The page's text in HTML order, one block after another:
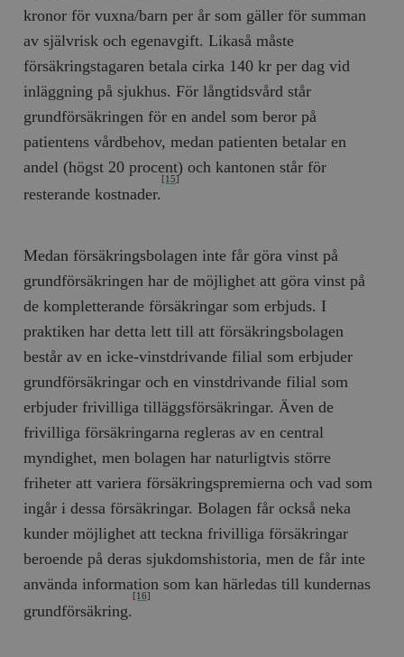
kronor för vuxna/barn per år som gäller för summan
av självrisk och egenavgift. Likaså måste
försäkringstagaren betala cirka 140 kr per dag vid
inläggning på sjukhus. För långtidsvård står
grundförsäkringen för en andel som beror på
patientens vårdbehov, medan patienten betalar en
andel (högst 20 procent) och kantonen står för
resterande kostnader.
[15]
Medan försäkringsbolagen inte får göra vinst på
grundförsäkringen har de möjlighet att göra vinst på
de kompletterande försäkringar som erbjuds. I
praktiken har detta lett till att försäkringsbolagen
består av en icke-vinstdrivande filial som erbjuder
grundförsäkringar och en vinstdrivande filial som
erbjuder frivilliga tilläggsförsäkringar. Även de
frivilliga försäkringarna regleras av en central
myndighet, men bolagen har naturligtvis större
friheter att variera försäkringspremierna och vad som
ingår i dessa försäkringar. Bolagen får också neka
kunder möjlighet att teckna frivilliga försäkringar
beroende på deras sjukdomshistoria, men de får inte
använda information som kan härledas till kundernas
grundförsäkring.
[16]